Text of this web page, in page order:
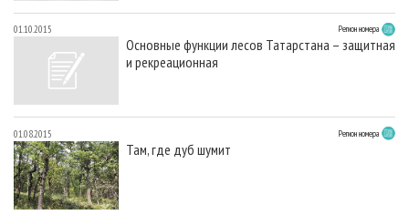
01.10.2015 Регион номера
Основные функции лесов Татарстана – защитная
и рекреационная
01.08.2015 Регион номера
Там, где дуб шумит